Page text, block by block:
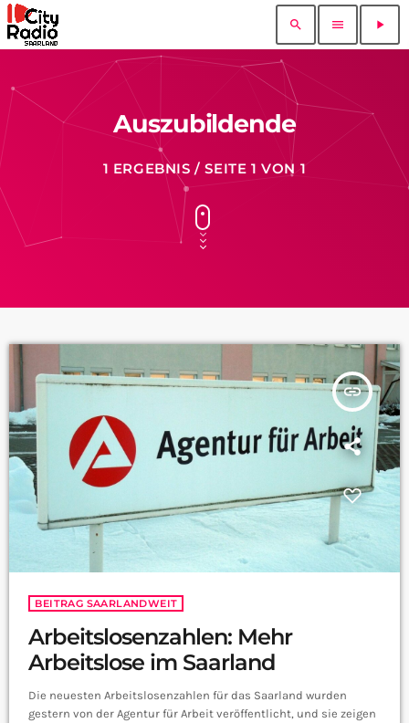
search menu play_arrow
Auszubildende
1 ERGEBNIS / SEITE 1 VON 1
insert_link
BEITRAG SAARLANDWEIT
Arbeitslosenzahlen: Mehr
Arbeitslose im Saarland
Die neuesten Arbeitslosenzahlen für das Saarland wurden
gestern von der Agentur für Arbeit veröffentlicht, und sie zeigen